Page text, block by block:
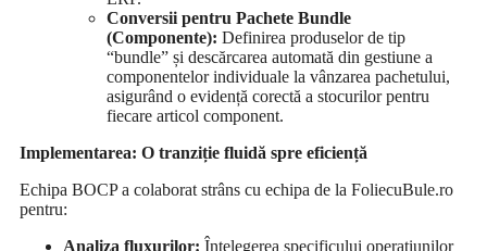
Conversii pentru Pachete Bundle
(Componente): Definirea produselor de tip
“bundle” și descărcarea automată din gestiune a
componentelor individuale la vânzarea pachetului,
asigurând o evidență corectă a stocurilor pentru
fiecare articol component.
Implementarea: O tranziție fluidă spre eficiență
Echipa BOCP a colaborat strâns cu echipa de la FoliecuBule.ro
pentru:
Analiza fluxurilor: Înțelegerea specificului operațiunilor